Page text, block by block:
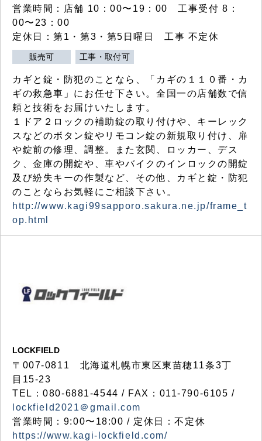
営業時間：店舗 10：00〜19：00 工事受付 8：
00〜23：00
定休日：第1・第3・第5日曜日 工事 不定休
販売可 工事・取付可
カギと錠・防犯のことなら、「カギの１１０番・カ
ギの救急車」にお任せ下さい。全国一の店舗数で信
頼と技術をお届けいたします。
１ドア２ロックの補助錠の取り付けや、キーレック
スなどのボタン錠やリモコン錠の新規取り付け、扉
や錠前の修理、調整。また玄関、ロッカー、デス
ク、金庫の開錠や、車やバイクのインロックの開錠
及び紛失キーの作製など、その他、カギと錠・防犯
のことならお気軽にご相談下さい。
http://www.kagi99sapporo.sakura.ne.jp/frame_t
op.html
LOCKFIELD
〒007-0811 北海道札幌市東区東苗穂11条3丁
目15-23
TEL：080-6881-4544 / FAX：011-790-6105 /
lockfield2021＠gmail.com
営業時間：9:00〜18:00 / 定休日：不定休
https://www.kagi-lockfield.com/